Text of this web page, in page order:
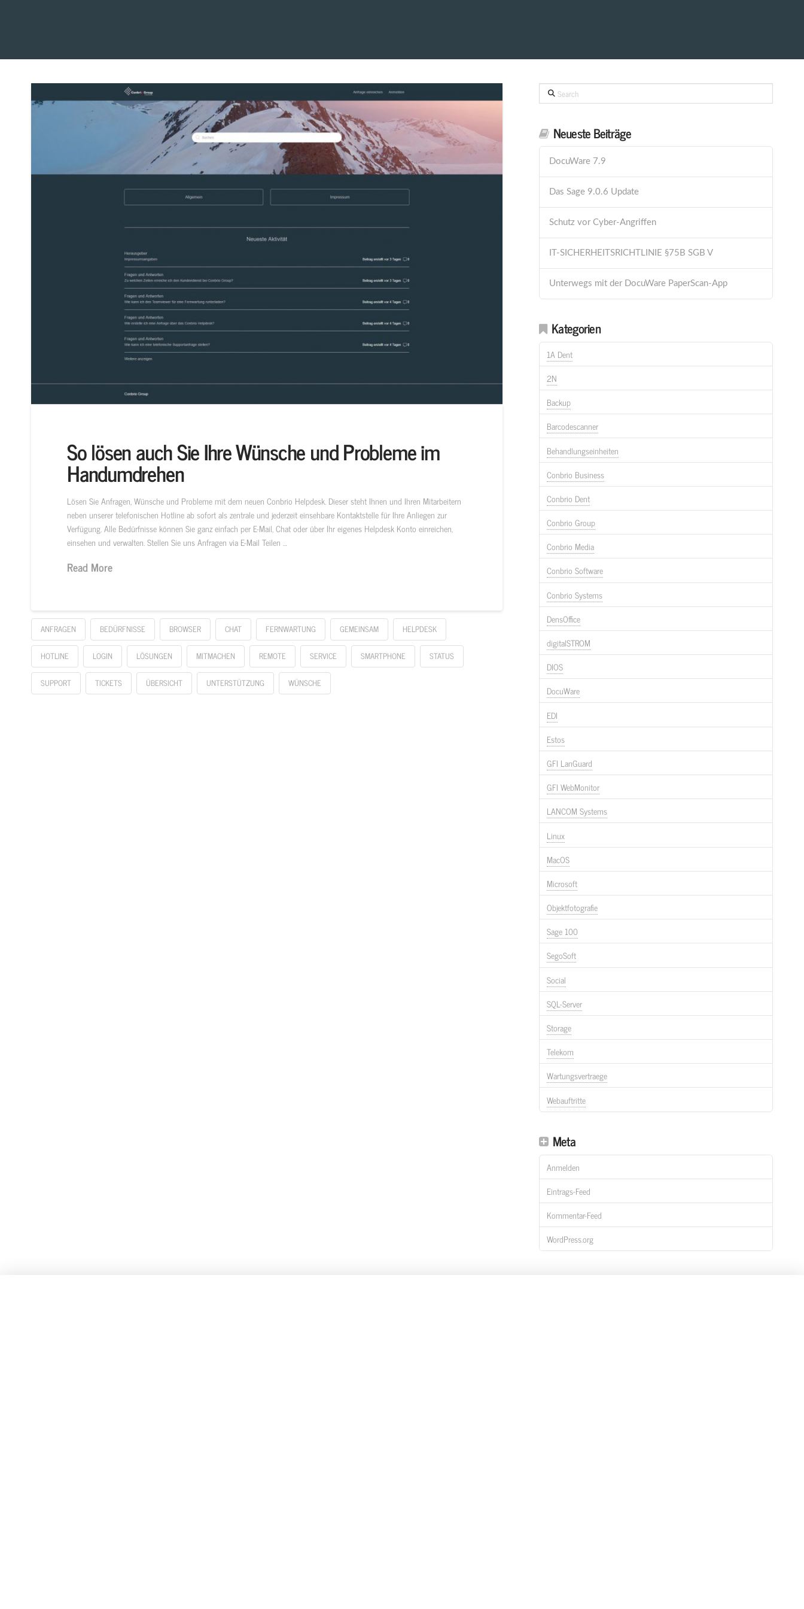
So lösen auch Sie Ihre Wünsche und Probleme im
Handumdrehen
Lösen Sie Anfragen, Wünsche und Probleme mit dem neuen Conbrio Helpdesk. Dieser steht Ihnen und Ihren Mitarbeitern
neben unserer telefonischen Hotline ab sofort als zentrale und jederzeit einsehbare Kontaktstelle für Ihre Anliegen zur
Verfügung. Alle Bedürfnisse können Sie ganz einfach per E-Mail, Chat oder über Ihr eigenes Helpdesk Konto einreichen,
einsehen und verwalten. Stellen Sie uns Anfragen via E-Mail Teilen …
Read More
ANFRAGEN BEDÜRFNISSE BROWSER CHAT FERNWARTUNG GEMEINSAM HELPDESK
HOTLINE LOGIN LÖSUNGEN MITMACHEN REMOTE SERVICE SMARTPHONE STATUS
SUPPORT TICKETS ÜBERSICHT UNTERSTÜTZUNG WÜNSCHE
Search
Neueste Beiträge
DocuWare 7.9
Das Sage 9.0.6 Update
Schutz vor Cyber-Angriffen
IT-SICHERHEITSRICHTLINIE §75B SGB V
Unterwegs mit der DocuWare PaperScan-App
Kategorien
1A Dent
2N
Backup
Barcodescanner
Behandlungseinheiten
Conbrio Business
Conbrio Dent
Conbrio Group
Conbrio Media
Conbrio Software
Conbrio Systems
DensOffice
digitalSTROM
DIOS
DocuWare
EDI
Estos
GFI LanGuard
GFI WebMonitor
LANCOM Systems
Linux
MacOS
Microsoft
Objektfotografie
Sage 100
SegoSoft
Social
SQL-Server
Storage
Telekom
Wartungsvertraege
Webauftritte
Meta
Anmelden
Eintrags-Feed
Kommentar-Feed
WordPress.org